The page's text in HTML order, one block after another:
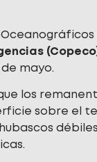
mayo.
los
sobre el